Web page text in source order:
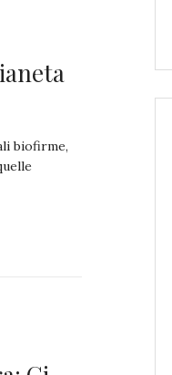
biofirme,